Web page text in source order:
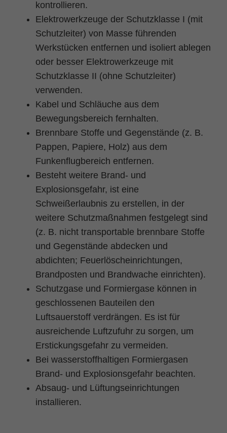
kontrollieren.
Elektrowerkzeuge der Schutzklasse I (mit
Schutzleiter) von Masse führenden
Werkstücken entfernen und isoliert ablegen
oder besser Elektrowerkzeuge mit
Schutzklasse II (ohne Schutzleiter)
verwenden.
Kabel und Schläuche aus dem
Bewegungsbereich fernhalten.
Brennbare Stoffe und Gegenstände (z. B.
Pappen, Papiere, Holz) aus dem
Funkenflugbereich entfernen.
Besteht weitere Brand- und
Explosionsgefahr, ist eine
Schweißerlaubnis zu erstellen, in der
weitere Schutzmaßnahmen festgelegt sind
(z. B. nicht transportable brennbare Stoffe
und Gegenstände abdecken und
abdichten; Feuerlöscheinrichtungen,
Brandposten und Brandwache einrichten).
Schutzgase und Formiergase können in
geschlossenen Bauteilen den
Luftsauerstoff verdrängen. Es ist für
ausreichende Luftzufuhr zu sorgen, um
Erstickungsgefahr zu vermeiden.
Bei wasserstoffhaltigen Formiergasen
Brand- und Explosionsgefahr beachten.
Absaug- und Lüftungseinrichtungen
installieren.